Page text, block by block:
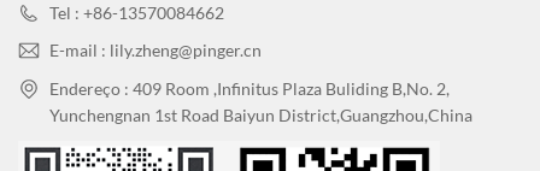
Tel : +86-13570084662
E-mail : lily.zheng@pinger.cn
Endereço : 409 Room ,Infinitus Plaza Buliding B,No. 2,
Yunchengnan 1st Road Baiyun District,Guangzhou,China